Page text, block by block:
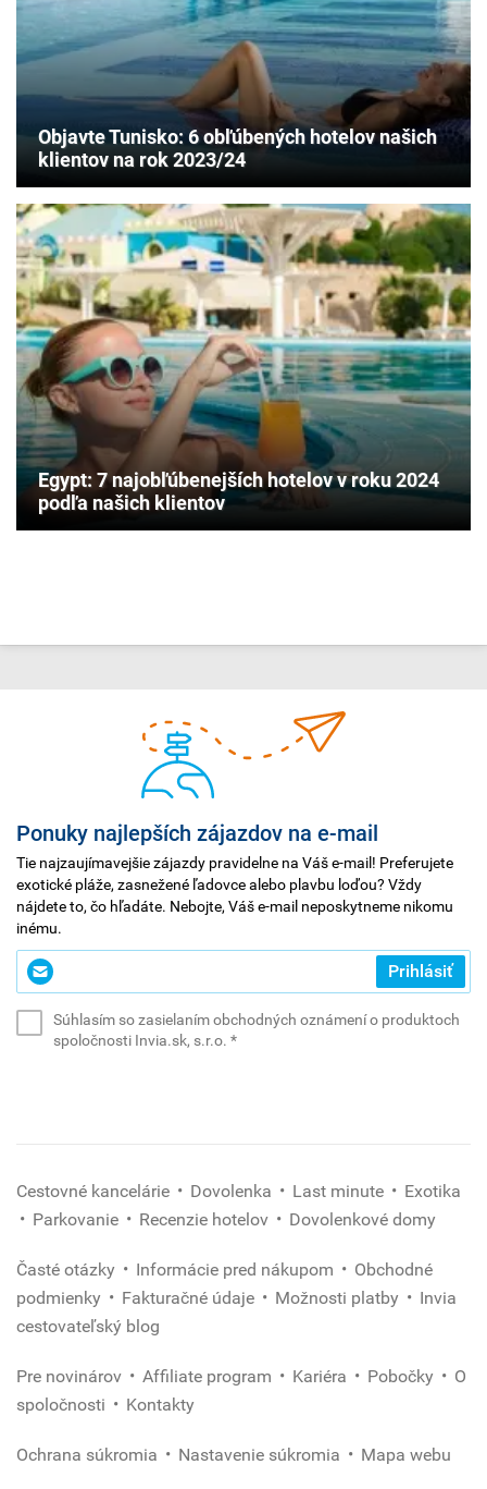
Objavte Tunisko: 6 obľúbených hotelov našich
klientov na rok 2023/24
Egypt: 7 najobľúbenejších hotelov v roku 2024
podľa našich klientov
Ponuky najlepších zájazdov na e-mail
Tie najzaujímavejšie zájazdy pravidelne na Váš e-mail! Preferujete
exotické pláže, zasnežené ľadovce alebo plavbu loďou? Vždy
nájdete to, čo hľadáte. Nebojte, Váš e-mail neposkytneme nikomu
inému.
Zadajte
svoj
Prihlásiť
Súhlasím so zasielaním obchodných oznámení o produktoch
spoločnosti Invia.sk, s.r.o. *(povinné)
Cestovné kancelárie Dovolenka Last minute
Exotika
Parkovanie
Recenzie hotelov Dovolenkové domy
Časté otázky Informácie pred nákupom
Obchodné
podmienky
Fakturačné údaje Možnosti platby
Invia
cestovateľský blog
Pre novinárov Affiliate program Kariéra Pobočky
O
spoločnosti
Kontakty
Ochrana súkromia Nastavenie súkromia Mapa webu